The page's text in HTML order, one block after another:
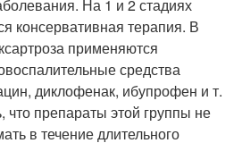
На 1 и 2 стадиях
консервативная терапия. В
применяются
средства
диклофенак, ибупрофен и т.
что препараты этой группы не
в течение длительного